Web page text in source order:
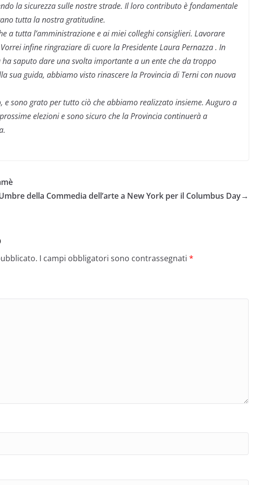
la sicurezza sulle nostre strade. Il loro contributo è fondamentale
tutta la nostra gratitudine.
a tutta l’amministrazione e ai miei colleghi consiglieri. Lavorare
infine ringraziare di cuore la Presidente Laura Pernazza . In
saputo dare una svolta importante a un ente che da troppo
sua guida, abbiamo visto rinascere la Provincia di Terni con nuova
e sono grato per tutto ciò che abbiamo realizzato insieme. Auguro a
elezioni e sono sicuro che la Provincia continuerà a
della Commedia dell’arte a New York per il Columbus Day→
I campi obbligatori sono contrassegnati *